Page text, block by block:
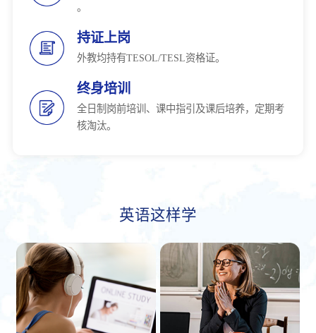
。
持证上岗
外教均持有TESOL/TESL资格证。
终身培训
全日制岗前培训、课中指引及课后培养，定期考
核淘汰。
英语这样学